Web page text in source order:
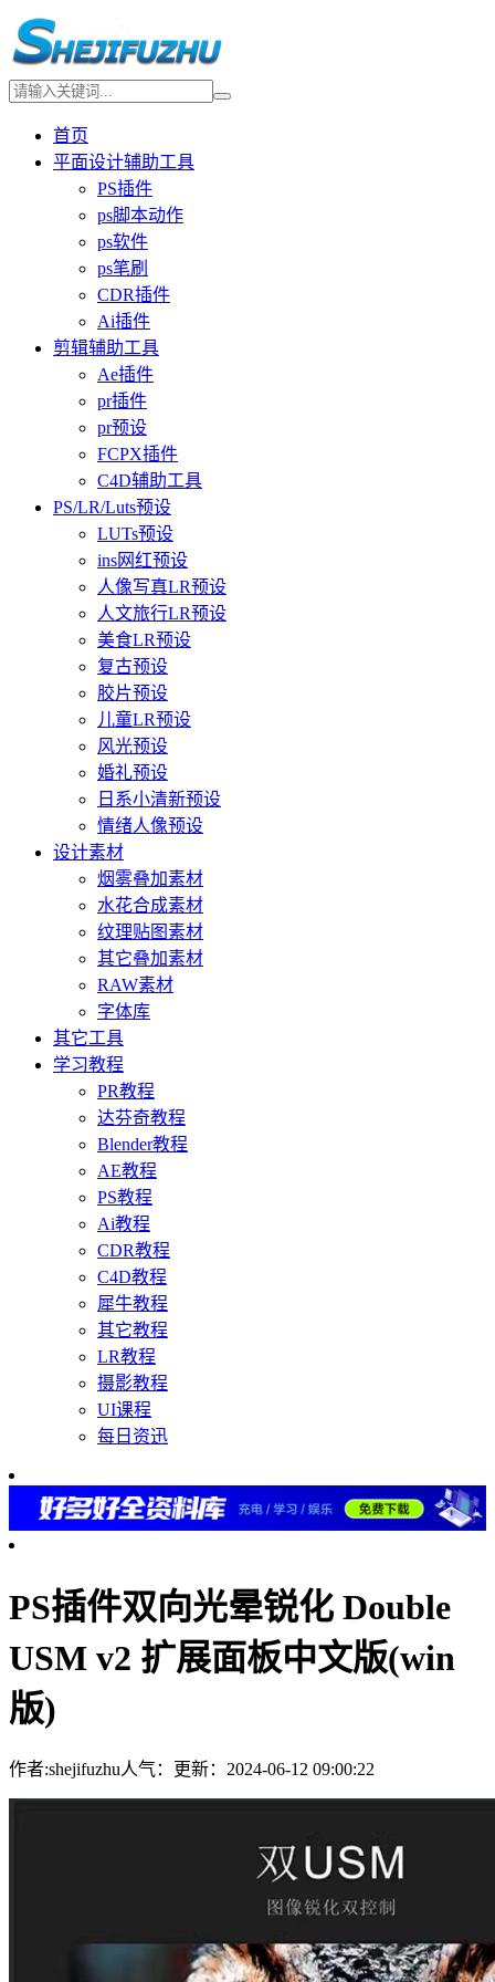
首页
平面设计辅助工具
PS插件
ps脚本动作
ps软件
ps笔刷
CDR插件
Ai插件
剪辑辅助工具
Ae插件
pr插件
pr预设
FCPX插件
C4D辅助工具
PS/LR/Luts预设
LUTs预设
ins网红预设
人像写真LR预设
人文旅行LR预设
美食LR预设
复古预设
胶片预设
儿童LR预设
风光预设
婚礼预设
日系小清新预设
情绪人像预设
设计素材
烟雾叠加素材
水花合成素材
纹理贴图素材
其它叠加素材
RAW素材
字体库
其它工具
学习教程
PR教程
达芬奇教程
Blender教程
AE教程
PS教程
Ai教程
CDR教程
C4D教程
犀牛教程
其它教程
LR教程
摄影教程
UI课程
每日资迅
PS插件双向光晕锐化 Double
USM v2 扩展面板中文版(win
版)
作者:shejifuzhu人气： 更新：2024-06-12 09:00:22